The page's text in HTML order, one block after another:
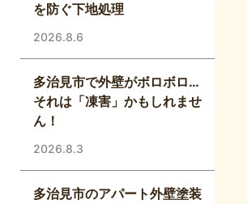
を防ぐ下地処理
2026.8.6
多治見市で外壁がボロボロ…
それは「凍害」かもしれませ
ん！
2026.8.3
多治見市のアパート外壁塗装